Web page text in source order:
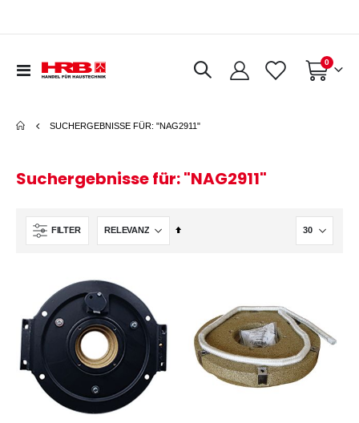
Navigation
Warenkorb
0Artikel
SUCHERGEBNISSE FÜR: "NAG2911"
Suchergebnisse für: "NAG2911"
FILTER
In